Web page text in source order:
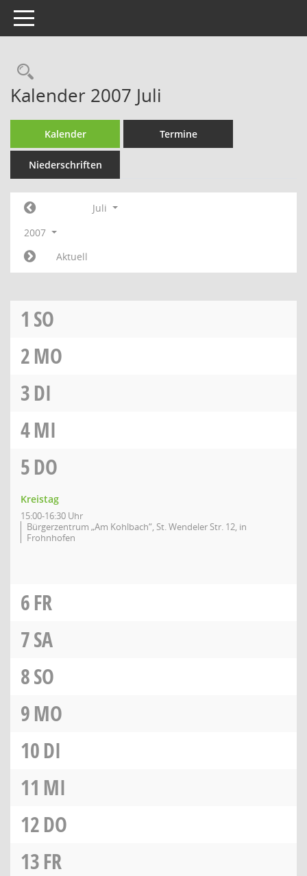
Toggle navigation
Rechercheauswahl
Kalender 2007 Juli
Kalender Termine
Niederschriften
Juli
2007
Aktuell
1 SO
2MO
3DI
4MI
5DO
Kreistag
15:00-16:30 Uhr
Bürgerzentrum „Am Kohlbach“, St. Wendeler Str. 12, in
Frohnhofen
6FR
7SA
8SO
9MO
10DI
11 MI
12DO
13FR